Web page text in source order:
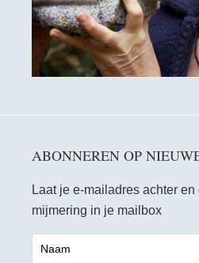
ABONNEREN OP
Laat je e-mailadres achter
mijmering in je mailbox